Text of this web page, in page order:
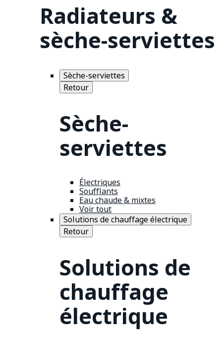
Radiateurs &
sèche-serviettes
Sèche-serviettes
Retour
Sèche-
serviettes
Électriques
Soufflants
Eau chaude & mixtes
Voir tout
Solutions de chauffage électrique
Retour
Solutions de
chauffage
électrique